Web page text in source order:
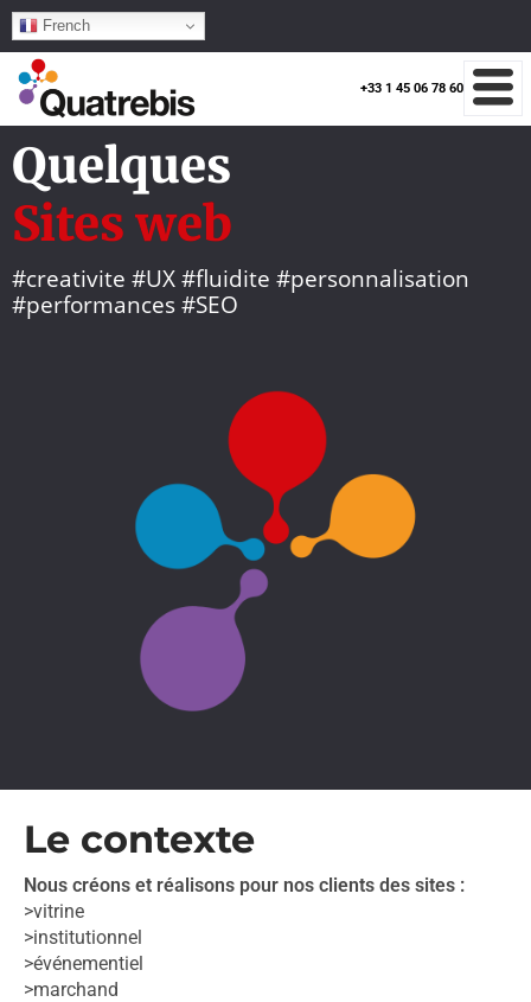
French
+33 1 45 06 78 60
Quelques
Sites web
#creativite #UX #fluidite #personnalisation
#performances #SEO
Le contexte
Nous créons et réalisons pour nos clients des sites :
>vitrine
>institutionnel
>événementiel
>marchand